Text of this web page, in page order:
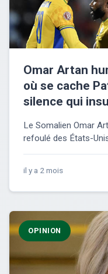
Omar Artan
où se cache
silence qui
Le Somalien Omar
refoulé des États-
il y a 2 mois
OPINION